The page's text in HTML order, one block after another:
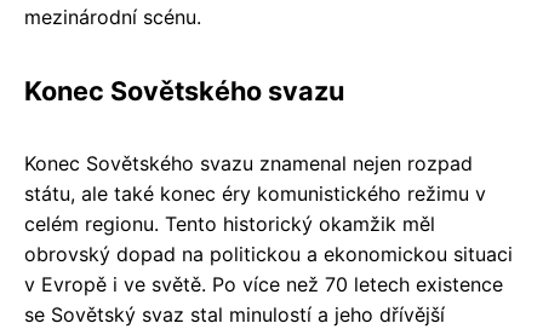
mezinárodní scénu.
Konec Sovětského svazu
Konec Sovětského svazu znamenal nejen rozpad
státu, ale také konec éry komunistického režimu v
celém regionu. Tento historický okamžik měl
obrovský dopad na politickou a ekonomickou situaci
v Evropě i ve světě. Po více než 70 letech existence
se Sovětský svaz stal minulostí a jeho dřívější